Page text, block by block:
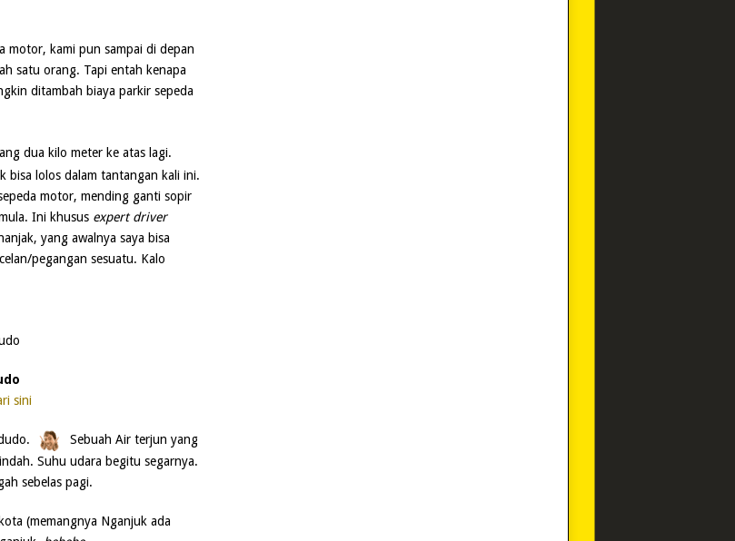
motor, kami pun sampai di depan
satu orang. Tapi entah kenapa
ditambah biaya parkir sepeda
dua kilo meter ke atas lagi.
bisa lolos dalam tantangan kali ini.
motor, mending ganti sopir
Ini khusus expert driver
yang awalnya saya bisa
pegangan sesuatu. Kalo
sini
Sebuah Air terjun yang
Suhu udara begitu segarnya.
sebelas pagi.
(memangnya Nganjuk ada